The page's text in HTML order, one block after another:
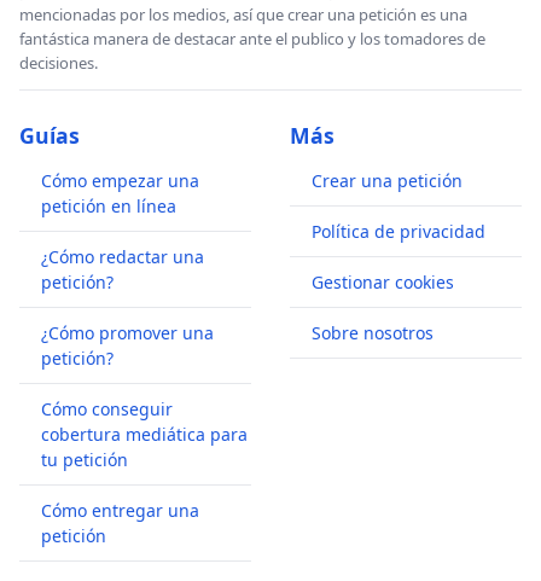
mencionadas por los medios, así que crear una petición es una
fantástica manera de destacar ante el publico y los tomadores de
decisiones.
Guías
Cómo empezar una
petición en línea
¿Cómo redactar una
petición?
¿Cómo promover una
petición?
Cómo conseguir
cobertura mediática para
tu petición
Cómo entregar una
petición
Más
Crear una petición
Política de privacidad
Gestionar cookies
Sobre nosotros